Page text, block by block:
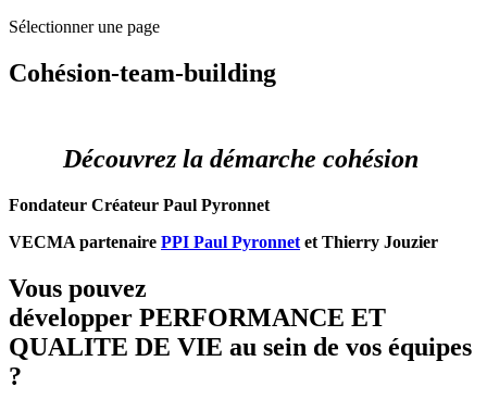
Sélectionner une page
Cohésion-team-building
Découvrez la démarche cohésion
Fondateur Créateur Paul Pyronnet
VECMA partenaire PPI Paul Pyronnet et Thierry Jouzier
Vous pouvez
développer PERFORMANCE ET
QUALITE DE VIE au sein de vos équipes
?